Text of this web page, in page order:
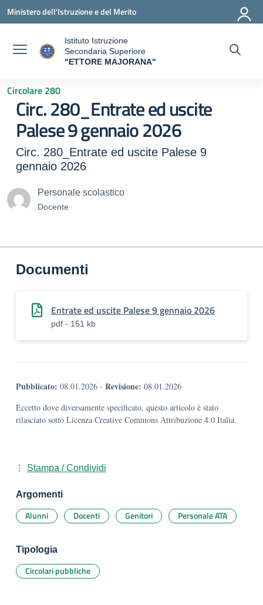
Ministero dell'Istruzione e del Merito
Istituto Istruzione
Secondaria Superiore
"ETTORE MAJORANA"
Circolare 280
Circ. 280_Entrate ed uscite
Palese 9 gennaio 2026
Circ. 280_Entrate ed uscite Palese 9
gennaio 2026
Personale scolastico
Docente
Documenti
Entrate ed uscite Palese 9 gennaio 2026
pdf - 151 kb
Pubblicato: 08.01.2026 - Revisione: 08.01.2026
Eccetto dove diversamente specificato, questo articolo è stato
rilasciato sotto Licenza Creative Commons Attribuzione 4.0 Italia.
Stampa / Condividi
Argomenti
Alunni Docenti Genitori Personale ATA
Tipologia
Circolari pubbliche